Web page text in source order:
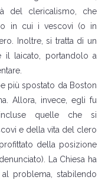
del clericalismo, che
in cui i vescovi (o in
Inoltre, si tratta di un
il laicato, portandolo a
più spostato da Boston
Allora, invece, egli fu
quelle che si
e della vita del clero
della posizione
La Chiesa ha
problema, stabilendo